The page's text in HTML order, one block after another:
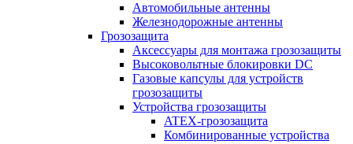
Автомобильные антенны
Железнодорожные антенны
Грозозащита
Аксессуары для монтажа грозозащиты
Высоковольтные блокировки DC
Газовые капсулы для устройств
грозозащиты
Устройства грозозащиты
ATEX-грозозащита
Комбинированные устройства